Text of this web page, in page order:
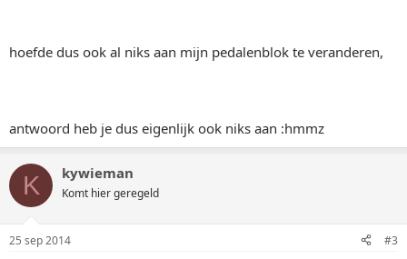
hoefde dus ook al niks aan mijn pedalenblok te veranderen,
antwoord heb je dus eigenlijk ook niks aan :hmmz
K kywieman
Komt hier geregeld
25 sep 2014 #3